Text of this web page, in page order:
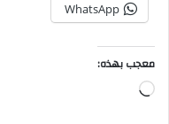
WhatsApp
معجب بهذه:
جاري